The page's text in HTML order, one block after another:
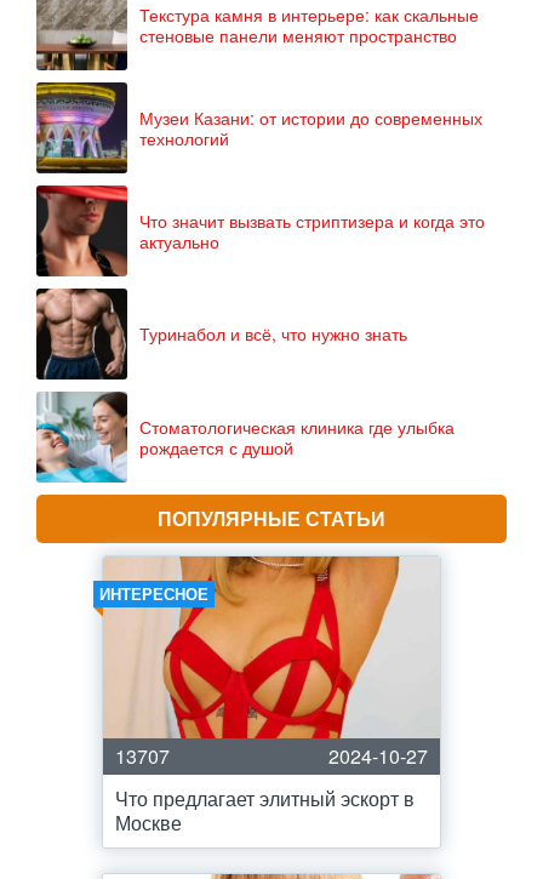
Текстура камня в интерьере: как скальные
стеновые панели меняют пространство
Музеи Казани: от истории до современных
технологий
Что значит вызвать стриптизера и когда это
актуально
Туринабол и всё, что нужно знать
Стоматологическая клиника где улыбка
рождается с душой
ПОПУЛЯРНЫЕ СТАТЬИ
ИНТЕРЕСНОЕ
13707
2024-10-27
Что предлагает элитный эскорт в
Москве